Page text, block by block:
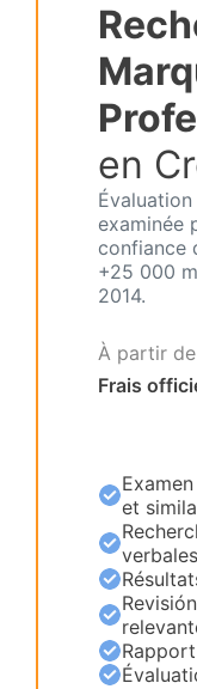
en
examinée
confiance
+25 000
2014.
À partir de
Frais
et